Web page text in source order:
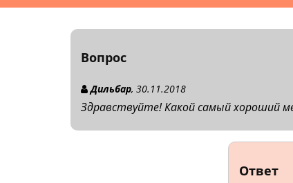
Вопрос
Дильбар, 30.11.2018
Здравствуйте! Какой самый хороший
Ответ